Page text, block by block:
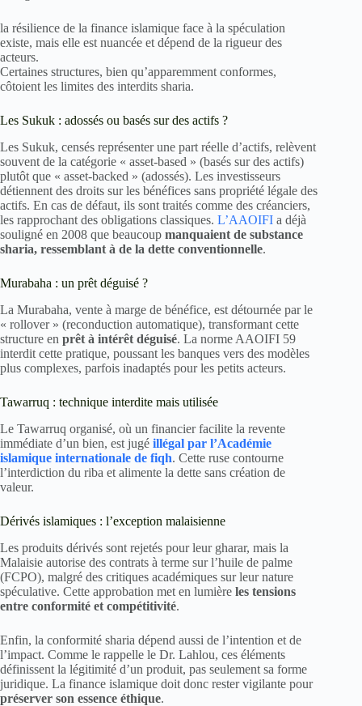
la résilience de la finance islamique face à la spéculation
existe, mais elle est nuancée et dépend de la rigueur des
acteurs.
Certaines structures, bien qu’apparemment conformes,
côtoient les limites des interdits sharia.
Les Sukuk : adossés ou basés sur des actifs ?
Les Sukuk, censés représenter une part réelle d’actifs, relèvent
souvent de la catégorie « asset-based » (basés sur des actifs)
plutôt que « asset-backed » (adossés). Les investisseurs
détiennent des droits sur les bénéfices sans propriété légale des
actifs. En cas de défaut, ils sont traités comme des créanciers,
les rapprochant des obligations classiques. L’AAOIFI a déjà
souligné en 2008 que beaucoup manquaient de substance
sharia, ressemblant à de la dette conventionnelle.
Murabaha : un prêt déguisé ?
La Murabaha, vente à marge de bénéfice, est détournée par le
« rollover » (reconduction automatique), transformant cette
structure en prêt à intérêt déguisé. La norme AAOIFI 59
interdit cette pratique, poussant les banques vers des modèles
plus complexes, parfois inadaptés pour les petits acteurs.
Tawarruq : technique interdite mais utilisée
Le Tawarruq organisé, où un financier facilite la revente
immédiate d’un bien, est jugé illégal par l’Académie
islamique internationale de fiqh. Cette ruse contourne
l’interdiction du riba et alimente la dette sans création de
valeur.
Dérivés islamiques : l’exception malaisienne
Les produits dérivés sont rejetés pour leur gharar, mais la
Malaisie autorise des contrats à terme sur l’huile de palme
(FCPO), malgré des critiques académiques sur leur nature
spéculative. Cette approbation met en lumière les tensions
entre conformité et compétitivité.
Enfin, la conformité sharia dépend aussi de l’intention et de
l’impact. Comme le rappelle le Dr. Lahlou, ces éléments
définissent la légitimité d’un produit, pas seulement sa forme
juridique. La finance islamique doit donc rester vigilante pour
préserver son essence éthique.